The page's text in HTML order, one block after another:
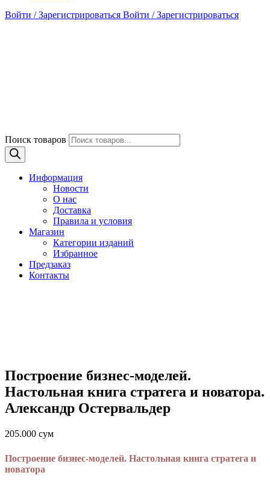
Войти / Зарегистрироваться Войти / Зарегистрироваться
Поиск товаров
Информация
Новости
О нас
Доставка
Правила и условия
Магазин
Категории изданий
Избранное
Предзаказ
Контакты
Построение бизнес-моделей.
Настольная книга стратега и новатора.
Александр Остервальдер
205.000 сум
Построение бизнес-моделей. Настольная книга стратега и
новатора